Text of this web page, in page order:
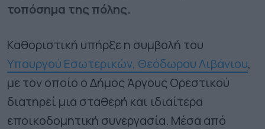
τοπόσημα της πόλης.
Καθοριστική υπήρξε η συμβολή του
Υπουργού Εσωτερικών, Θεόδωρου Λιβάνιου,
με τον οποίο ο Δήμος Άργους Ορεστικού
διατηρεί μια σταθερή και ιδιαίτερα
εποικοδομητική συνεργασία. Μέσα από